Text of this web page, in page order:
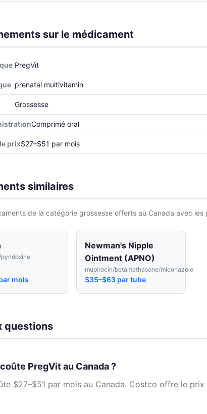
sur le médicament
PregVit
prenatal multivitamin
Grossesse
Comprimé oral
prix$27–$51 par mois
similaires
de la catégorie grossesse offerts au Canada avec les
mois
Newman's Nipple
Ointment (APNO)
mupirocin/betamethasone/miconazole
$35–$63 par tube
questions
PregVit au Canada ?
$27–$51 par mois au Canada. Costco offre le